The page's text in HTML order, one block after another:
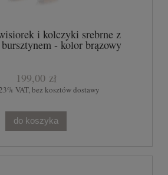
i kolczyki srebrne z
- kolor brązowy
199,00 zł
VAT, bez kosztów dostawy
do koszyka